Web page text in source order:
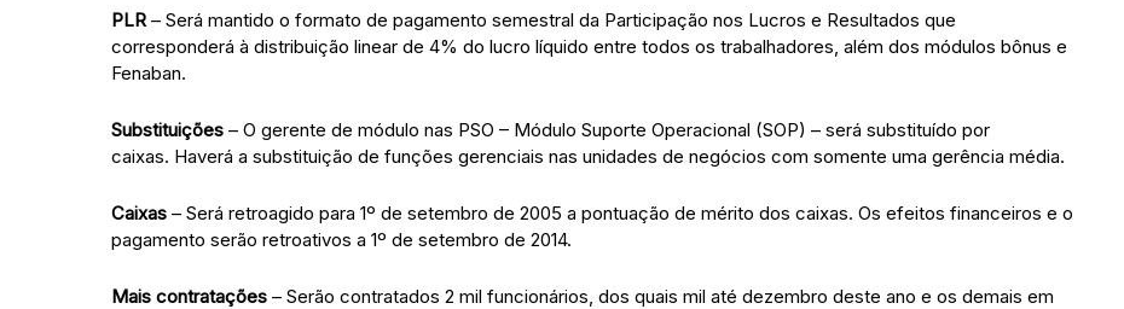
PLR– Será mantido o formato de pagamento semestral da Participação nos Lucros e Resultados que
corresponderá à distribuição linear de 4% do lucro líquido entre todos os trabalhadores, além dos módulos bônus e
Fenaban.
Substituições – O gerente de módulo nas PSO – Módulo Suporte Operacional (SOP) – será substituído por
caixas. Haverá a substituição de funções gerenciais nas unidades de negócios com somente uma gerência média.
Caixas – Será retroagido para 1º de setembro de 2005 a pontuação de mérito dos caixas. Os efeitos financeiros e o
pagamento serão retroativos a 1º de setembro de 2014.
Mais contratações – Serão contratados 2 mil funcionários, dos quais mil até dezembro deste ano e os demais em